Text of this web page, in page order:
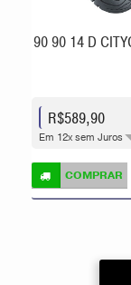
90 90 14 D
R$589,90
Em 12x sem Juros
COMPRAR